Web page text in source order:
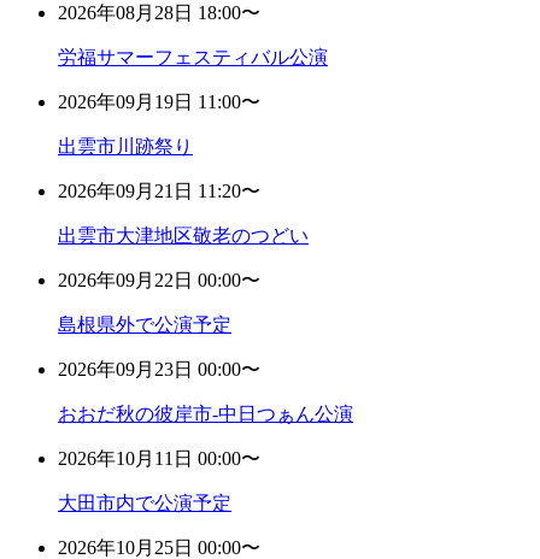
2026年08月28日 18:00〜
労福サマーフェスティバル公演
2026年09月19日 11:00〜
出雲市川跡祭り
2026年09月21日 11:20〜
出雲市大津地区敬老のつどい
2026年09月22日 00:00〜
島根県外で公演予定
2026年09月23日 00:00〜
おおだ秋の彼岸市-中日つぁん公演
2026年10月11日 00:00〜
大田市内で公演予定
2026年10月25日 00:00〜